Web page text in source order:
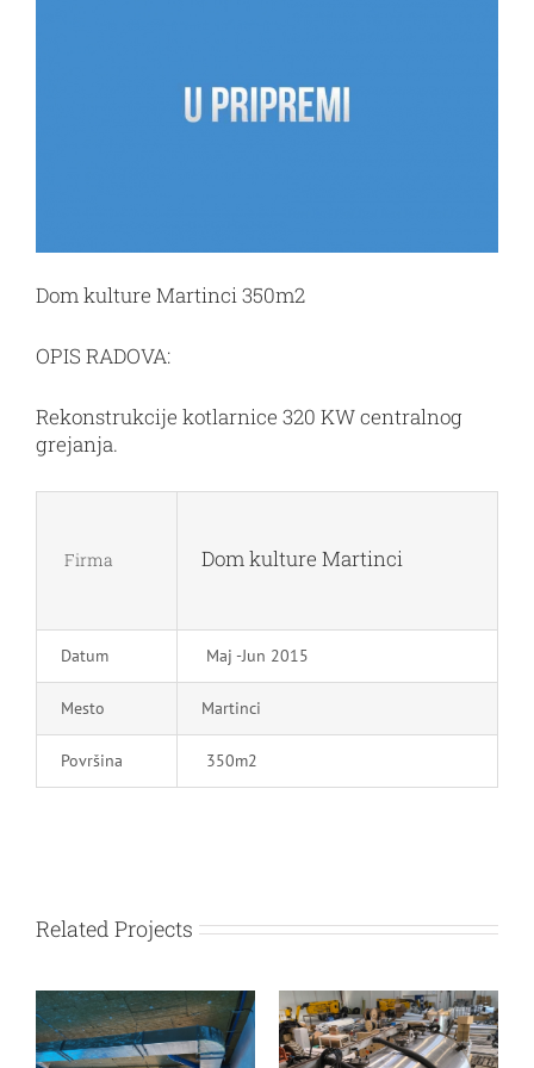
Dom kulture Martinci 350m2
OPIS RADOVA:
Rekonstrukcije kotlarnice 320 KW centralnog
grejanja.
Firma Dom kulture Martinci
Datum Maj -Jun 2015
Mesto Martinci
Površina 350m2
Related Projects